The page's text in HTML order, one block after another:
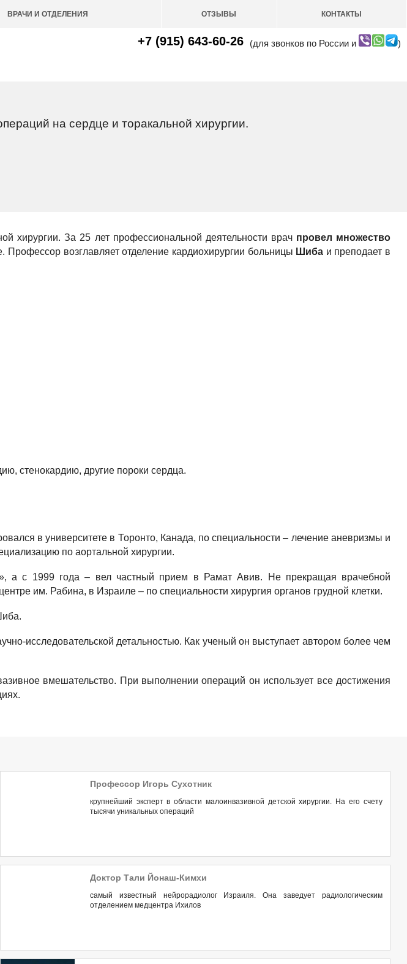
ВРАЧИ И ОТДЕЛЕНИЯ ОТЗЫВЫ КОНТАКТЫ
+7 (915) 643-60-26 (для звонков по России и )
на сердце и торакальной хирургии.
хирургии. За 25 лет профессиональной деятельности врачпровел множество
возглавляет отделение кардиохирургии больницы Шиба и преподает в
стенокардию, другие пороки сердца.
в университете в Торонто, Канада, по специальности – лечение аневризмы и
по аортальной хирургии.
а с 1999 года – вел частный прием в Рамат Авив. Не прекращая врачебной
им. Рабина, в Израиле – по специальности хирургия органов грудной клетки.
исследовательской детальностью. Как ученый он выступает автором более чем
вмешательство. При выполнении операций он использует все достижения
Профессор Игорь Сухотник
крупнейший эксперт в области малоинвазивной детской хирургии. На его счету
тысячи уникальных операций
Доктор Тали Йонаш-Кимхи
самый известный нейрорадиолог Израиля. Она заведует радиологическим
отделением медцентра Ихилов